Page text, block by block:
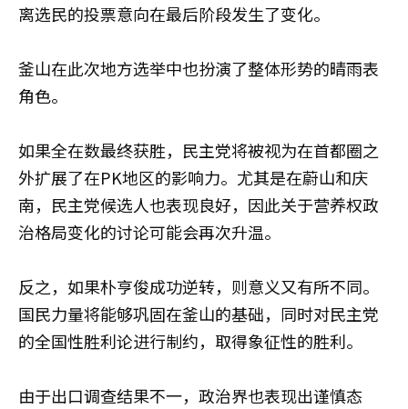
离选民的投票意向在最后阶段发生了变化。
釜山在此次地方选举中也扮演了整体形势的晴雨表
角色。
如果全在数最终获胜，民主党将被视为在首都圈之
外扩展了在PK地区的影响力。尤其是在蔚山和庆
南，民主党候选人也表现良好，因此关于营养权政
治格局变化的讨论可能会再次升温。
反之，如果朴亨俊成功逆转，则意义又有所不同。
国民力量将能够巩固在釜山的基础，同时对民主党
的全国性胜利论进行制约，取得象征性的胜利。
由于出口调查结果不一，政治界也表现出谨慎态